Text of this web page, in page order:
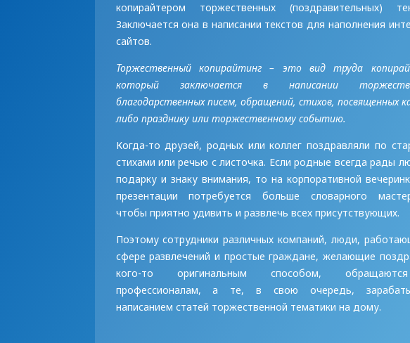
копирайтером торжественных (поздравительных)
Заключается она в написании текстов для наполнения
сайтов.
Торжественный копирайтинг – это вид труда
который заключается в написании
благодарственных писем, обращений, стихов, посвященных
либо празднику или торжественному событию.
Когда-то друзей, родных или коллег поздравляли по
стихами или речью с листочка. Если родные всегда рады
подарку и знаку внимания, то на корпоративной
презентации потребуется больше словарного
чтобы приятно удивить и развлечь всех присутствующих.
Поэтому сотрудники различных компаний, люди,
сфере развлечений и простые граждане, желающие
кого-то оригинальным способом,
профессионалам, а те, в свою очередь,
написанием статей торжественной тематики на дому.